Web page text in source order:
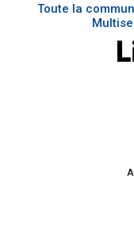
Toute la